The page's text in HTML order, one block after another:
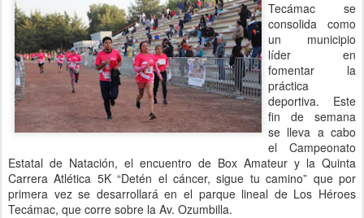
Tecámac se
consolida como
un municipio
líder en
fomentar la
práctica
deportiva. Este
fin de semana
se lleva a cabo
el Campeonato
Estatal de Natación, el encuentro de Box Amateur y la Quinta
Carrera Atlética 5K “Detén el cáncer, sigue tu camino” que por
primera vez se desarrollará en el parque lineal de Los Héroes
Tecámac, que corre sobre la Av. Ozumbilla.